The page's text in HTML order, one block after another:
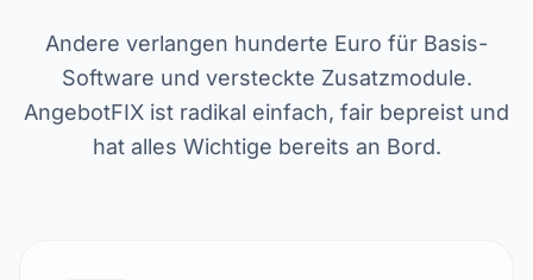
Andere verlangen hunderte Euro für Basis-
Software und versteckte Zusatzmodule.
AngebotFIX ist radikal einfach, fair bepreist und
hat alles Wichtige bereits an Bord.